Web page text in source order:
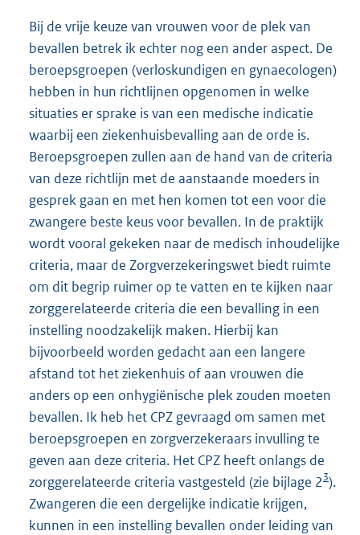
Bij de vrije keuze van vrouwen voor de plek van
bevallen betrek ik echter nog een ander aspect. De
beroepsgroepen (verloskundigen en gynaecologen)
hebben in hun richtlijnen opgenomen in welke
situaties er sprake is van een medische indicatie
waarbij een ziekenhuisbevalling aan de orde is.
Beroepsgroepen zullen aan de hand van de criteria
van deze richtlijn met de aanstaande moeders in
gesprek gaan en met hen komen tot een voor die
zwangere beste keus voor bevallen. In de praktijk
wordt vooral gekeken naar de medisch inhoudelijke
criteria, maar de Zorgverzekeringswet biedt ruimte
om dit begrip ruimer op te vatten en te kijken naar
zorggerelateerde criteria die een bevalling in een
instelling noodzakelijk maken. Hierbij kan
bijvoorbeeld worden gedacht aan een langere
afstand tot het ziekenhuis of aan vrouwen die
anders op een onhygiënische plek zouden moeten
bevallen. Ik heb het CPZ gevraagd om samen met
beroepsgroepen en zorgverzekeraars invulling te
geven aan deze criteria. Het CPZ heeft onlangs de
zorggerelateerde criteria vastgesteld (zie bijlage 23).
Zwangeren die een dergelijke indicatie krijgen,
kunnen in een instelling bevallen onder leiding van